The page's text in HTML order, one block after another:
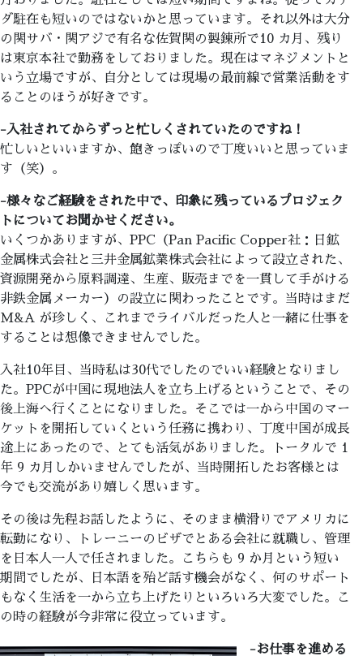
ダ駐在も短いのではないかと思っています。それ以外は大分
の関サバ・関アジで有名な佐賀関の製錬所で10 カ月、残り
は東京本社で勤務をしておりました。現在はマネジメントと
いう立場ですが、自分としては現場の最前線で営業活動をす
ることのほうが好きです。
-入社されてからずっと忙しくされていたのですね！
忙しいといいますか、飽きっぽいので丁度いいと思っていま
す（笑）。
-様々なご経験をされた中で、印象に残っているプロジェク
トについてお聞かせください。
いくつかありますが、PPC（Pan Pacific Copper社：日鉱
金属株式会社と三井金属鉱業株式会社によって設立された、
資源開発から原料調達、生産、販売までを一貫して手がける
非鉄金属メーカー）の設立に関わったことです。当時はまだ
M&A が珍しく、これまでライバルだった人と一緒に仕事を
することは想像できませんでした。
入社10年目、当時私は30代でしたのでいい経験となりまし
た。PPCが中国に現地法人を立ち上げるということで、その
後上海へ行くことになりました。そこでは一から中国のマー
ケットを開拓していくという任務に携わり、丁度中国が成長
途上にあったので、とても活気がありました。トータルで 1
年 9 カ月しかいませんでしたが、当時開拓したお客様とは
今でも交流があり嬉しく思います。
その後は先程お話したように、そのまま横滑りでアメリカに
転勤になり、トレーニーのビザでとある会社に就職し、管理
を日本人一人で任されました。こちらも 9 か月という短い
期間でしたが、日本語を殆ど話す機会がなく、何のサポート
もなく生活を一から立ち上げたりといろいろ大変でした。こ
の時の経験が今非常に役立っています。
-お仕事を進める